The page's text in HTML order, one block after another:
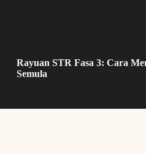
Rayuan STR Fasa 3: Cara
Semula